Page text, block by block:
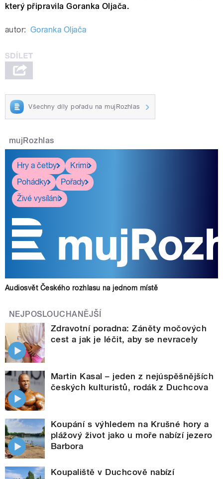
který připravila Goranka Oljača.
autor: Goranka Oljača
Všechny díly pořadu na mujRozhlas
mujRozhlas
Hry a četby
Krimi
Pohádky
Pořady
Živé vysílání
Audiosvět Českého rozhlasu na jednom místě
NEJPOSLOUCHANĚJŠÍ
Zdravotní poradna: Záněty močových
cest a jak je léčit, aby se nevracely
Martin Kasal – jeden z nejúspěšnějších
českých kulturistů, rodák z Duchcova
Koupání s výhledem na Krušné hory a
plážový život jako u moře nabízí jezero
Barbora
Koupaliště v Duchcově nabízí